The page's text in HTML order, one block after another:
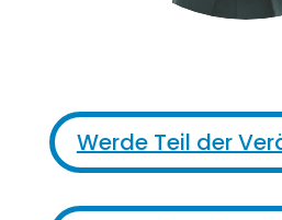
Werde Teil der